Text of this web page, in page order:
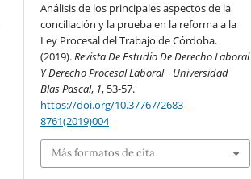
Análisis de los principales aspectos de la
conciliación y la prueba en la reforma a la
Ley Procesal del Trabajo de Córdoba.
(2019).Revista De Estudio De Derecho Laboral
Y Derecho Procesal Laboral │Universidad
Blas Pascal, 1, 53-57.
https://doi.org/10.37767/2683-
8761(2019)004
Más formatos de cita